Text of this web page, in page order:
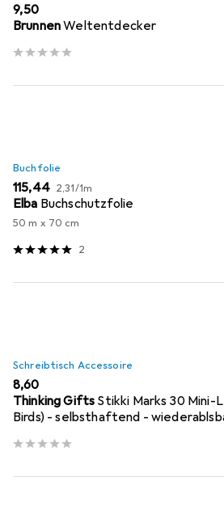
EUR
9,50
BrunnenWeltentdecker
Buchfolie
EUR
115,44 EUR
2,31/1m
Elba Buchschutzfolie
50 m x 70 cm
2
Schreibtisch Accessoire
EUR
8,60
Thinking Gifts Stikki Marks 30
Birds) - selbsthaftend -